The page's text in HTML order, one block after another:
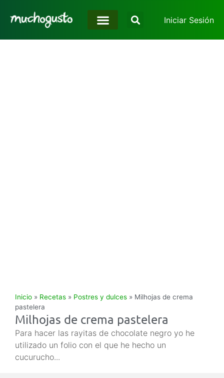
Iniciar Sesión
Inicio » Recetas » Postres y dulces » Milhojas de crema
pastelera
Milhojas de crema pastelera
Para hacer las rayitas de chocolate negro yo he
utilizado un folio con el que he hecho un
cucurucho...